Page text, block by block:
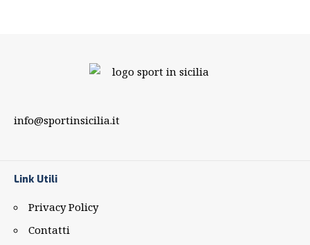
info@sportinsicilia.it
Link Utili
Privacy Policy
Contatti